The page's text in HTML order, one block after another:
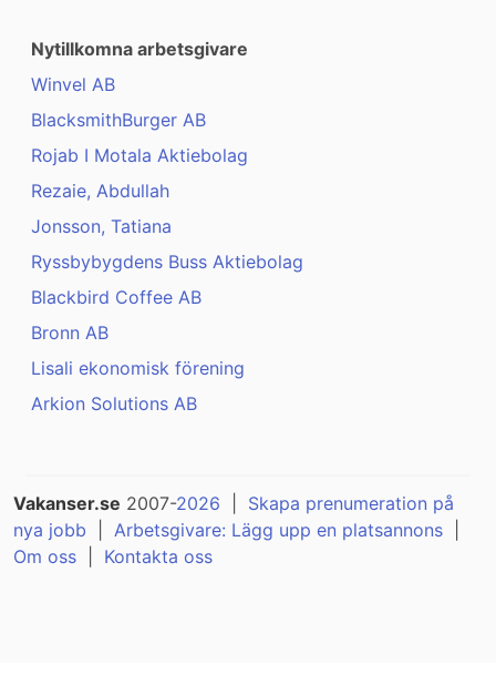
Nytillkomna arbetsgivare
Winvel AB
BlacksmithBurger AB
Rojab I Motala Aktiebolag
Rezaie, Abdullah
Jonsson, Tatiana
Ryssbybygdens Buss Aktiebolag
Blackbird Coffee AB
Bronn AB
Lisali ekonomisk förening
Arkion Solutions AB
Vakanser.se 2007-2026
Skapa prenumeration på
nya jobb
Arbetsgivare: Lägg upp en platsannons
Om oss
Kontakta oss